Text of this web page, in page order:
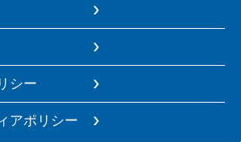
シー
アポリシー